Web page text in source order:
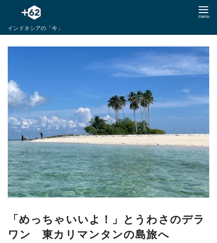
テインドネシアの「今」
「めっちゃいいよ！」とうわさのデラ
ワン 東カリマンタンの島旅へ